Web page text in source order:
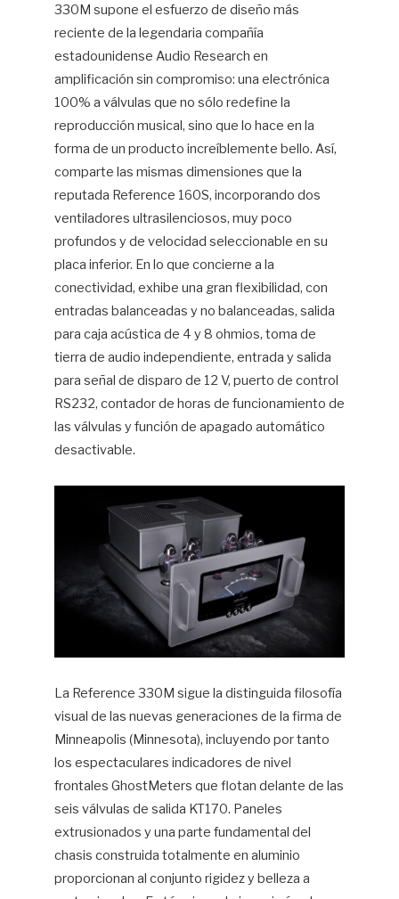
330M supone el esfuerzo de diseño más
reciente de la legendaria compañía
estadounidense Audio Research en
amplificación sin compromiso: una electrónica
100% a válvulas que no sólo redefine la
reproducción musical, sino que lo hace en la
forma de un producto increíblemente bello. Así,
comparte las mismas dimensiones que la
reputada Reference 160S, incorporando dos
ventiladores ultrasilenciosos, muy poco
profundos y de velocidad seleccionable en su
placa inferior. En lo que concierne a la
conectividad, exhibe una gran flexibilidad, con
entradas balanceadas y no balanceadas, salida
para caja acústica de 4 y 8 ohmios, toma de
tierra de audio independiente, entrada y salida
para señal de disparo de 12 V, puerto de control
RS232, contador de horas de funcionamiento de
las válvulas y función de apagado automático
desactivable.
La Reference 330M sigue la distinguida filosofía
visual de las nuevas generaciones de la firma de
Minneapolis (Minnesota), incluyendo por tanto
los espectaculares indicadores de nivel
frontales GhostMeters que flotan delante de las
seis válvulas de salida KT170. Paneles
extrusionados y una parte fundamental del
chasis construida totalmente en aluminio
proporcionan al conjunto rigidez y belleza a